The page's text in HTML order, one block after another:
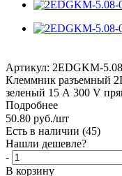
Артикул: 2EDGKM-
Клеммник разъемный
зеленый 15 А 300 V
Подробнее
50.80 руб./шт
Есть в наличии (45)
Нашли дешевле?
-
В корзину